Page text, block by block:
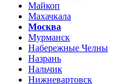
Майкоп
Махачкала
Москва
Мурманск
Набережные Челны
Назрань
Нальчик
Нижневартовск